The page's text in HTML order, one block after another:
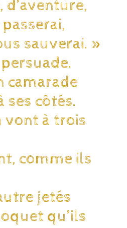
d’aventure,
sauverai. »
camarade
ses côtés.
vont à trois
comme ils
jetés
qu’ils